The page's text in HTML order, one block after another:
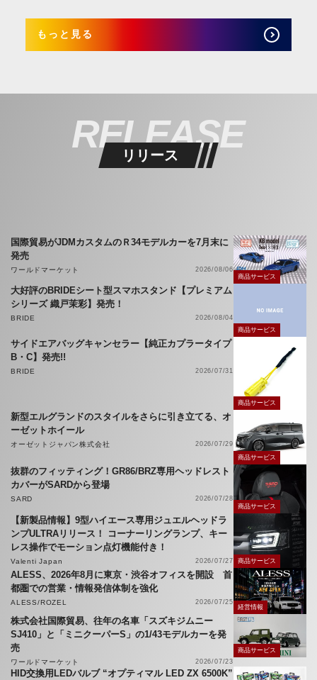
もっと見る
RELEASE
リリース
国際貿易がJDMカスタムのＲ34モデルカーを7月末に
発売
ワールドマーケット
2026/08/06
商品サービス
大好評のBRIDEシート型スマホスタンド【プレミアム
シリーズ 織戸茉彩】発売！
BRIDE
2026/08/04
商品サービス
サイドエアバッグキャンセラー【純正カプラータイプ
B・C】発売!!
BRIDE 2026/07/31
商品サービス
新型エルグランドのスタイルをさらに引き立てる、オ
ーゼットホイール
オーゼットジャパン株式会社
2026/07/29
商品サービス
抜群のフィッティング！GR86/BRZ専用ヘッドレスト
カバーがSARDから登場
SARD
2026/07/28
商品サービス
【新製品情報】9型ハイエース専用ジュエルヘッドラ
ンプULTRAリリース！ コーナーリングランプ、キー
レス操作でモーション点灯機能付き！
Valenti Japan 2026/07/27 商品サービス
ALESS、2026年8月に東京・渋谷オフィスを開設 首
都圏での営業・情報発信体制を強化
ALESS/ROZEL 2026/07/25
経営情報
株式会社国際貿易、往年の名車「スズキジムニー
SJ410」と「ミニクーパーS」の1/43モデルカーを発
売
ワールドマーケット 2026/07/23
商品サービス
HID交換用LEDバルブ “オプティマル LED ZX 6500K”